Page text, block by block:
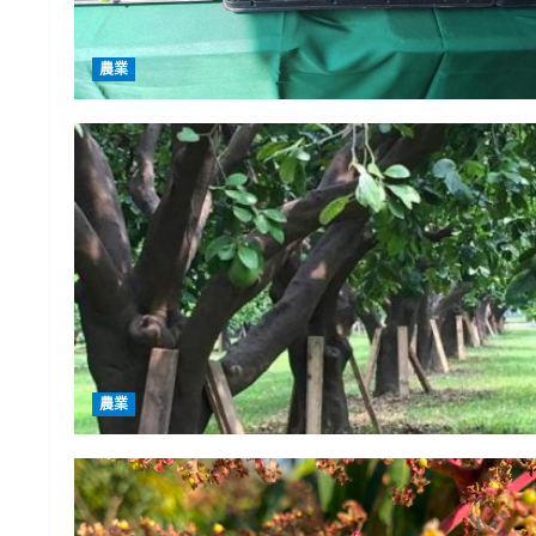
農業
農業